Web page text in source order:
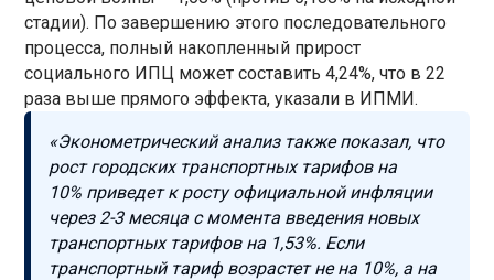
стадии). По завершению этого последовательного
процесса, полный накопленный прирост
социального ИПЦ может составить 4,24%, что в 22
раза выше прямого эффекта, указали в ИПМИ.
«Эконометрический анализ также показал, что
рост городских транспортных тарифов на
10% приведет к росту официальной инфляции
через 2-3 месяца с момента введения новых
транспортных тарифов на 1,53%. Если
транспортный тариф возрастет не на 10%, а на